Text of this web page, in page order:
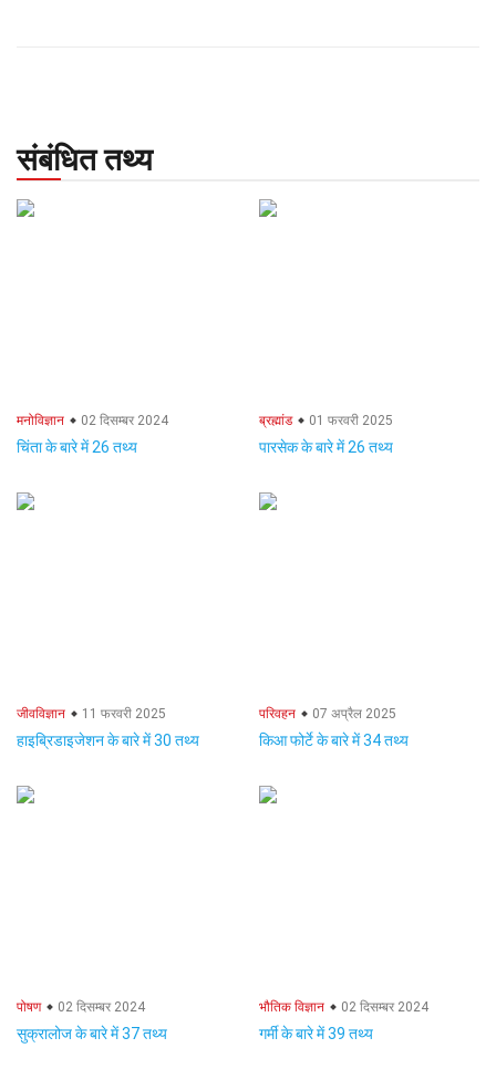
संबंधित तथ्य
मनोविज्ञान 02 दिसम्बर 2024
चिंता के बारे में 26 तथ्य
ब्रह्मांड 01 फरवरी 2025
पारसेक के बारे में 26 तथ्य
जीवविज्ञान 11 फरवरी 2025
हाइब्रिडाइजेशन के बारे में 30 तथ्य
परिवहन 07 अप्रैल 2025
किआ फोर्टे के बारे में 34 तथ्य
पोषण 02 दिसम्बर 2024
सुक्रालोज के बारे में 37 तथ्य
भौतिक विज्ञान 02 दिसम्बर 2024
गर्मी के बारे में 39 तथ्य